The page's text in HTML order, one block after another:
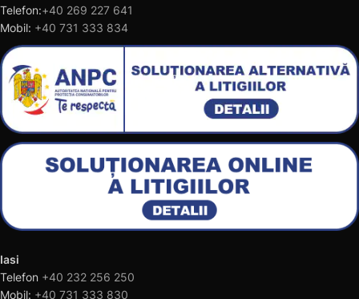
Telefon:+40 269 227 641
Mobil: +40 731 333 834
Iasi
Telefon +40 232 256 250
Mobil: +40 731 333 830